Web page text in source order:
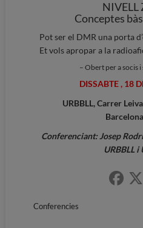
NIVELL
Conceptes
Pot ser el DMR una porta
Et vols apropar a la
– Obert per a socis
DISSABTE , 18
URBBLL, Carrer
Conferenciant: Josep
URBBLL i
Conferencies